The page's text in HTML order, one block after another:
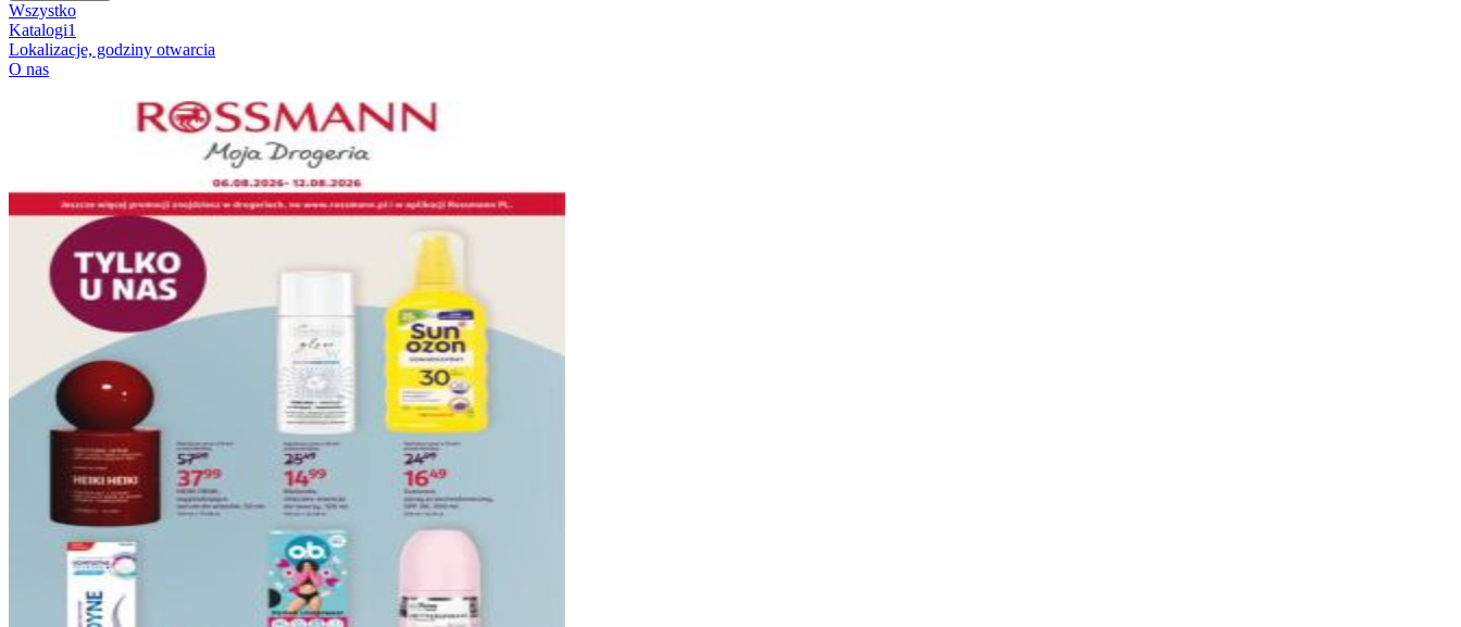
Wszystko
Katalogi1
Lokalizacje, godziny otwarcia
O nas